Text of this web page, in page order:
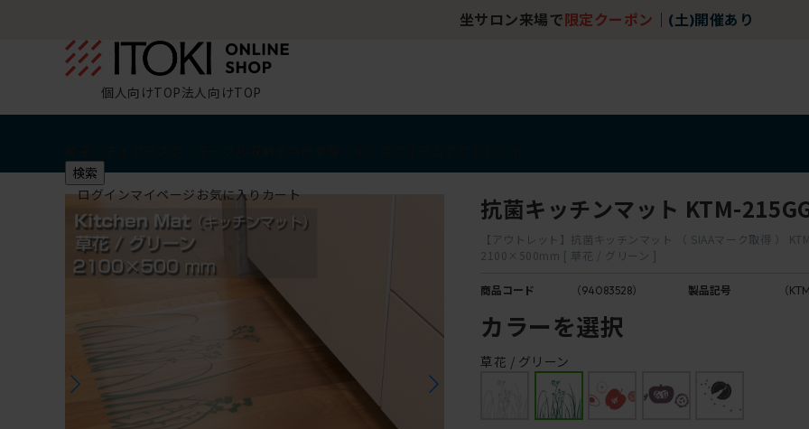
坐サロン来場で 限定クーポン (土)開催あり
個人向けTOP法人向けTOP
検索
ログインマイページ お気に入り カート 抗菌キッチンマット KTM-
【アウトレット】抗菌キッチンマット （ SIAAマーク取得 ）
2100×500mm [ 草花 / グリーン ]
商品コード （94083528） 製品記号 （
カラーを選択
草花 / グリーン